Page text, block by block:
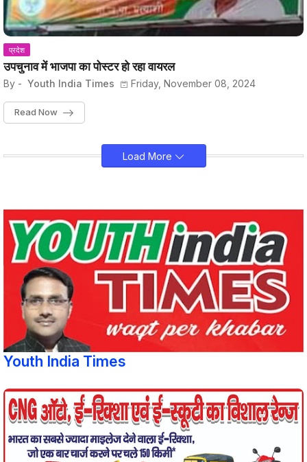
प्रदेश
उपचुनाव में भाजपा का पोस्टर हो रहा वायरल
By - Youth India Times Friday, November 08, 2024
Read Now
Load More
Youth India Times